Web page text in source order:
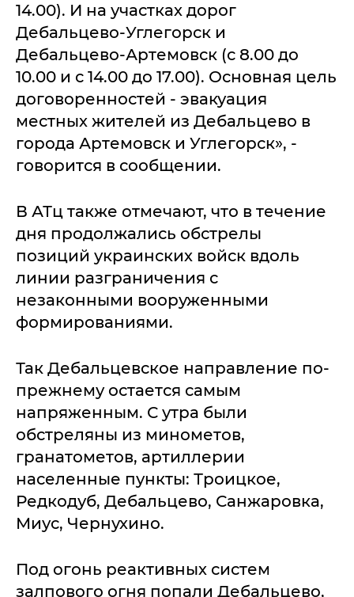
14.00). И на участках дорог
Дебальцево-Углегорск и
Дебальцево-Артемовск (с 8.00 до
10.00 и с 14.00 до 17.00). Основная цель
договоренностей - эвакуация
местных жителей из Дебальцево в
города Артемовск и Углегорск», -
говорится в сообщении.
В АТц также отмечают, что в течение
дня продолжались обстрелы
позиций украинских войск вдоль
линии разграничения с
незаконными вооруженными
формированиями.
Так Дебальцевское направление по-
прежнему остается самым
напряженным. С утра были
обстреляны из минометов,
гранатометов, артиллерии
населенные пункты: Троицкое,
Редкодуб, Дебальцево, Санжаровка,
Миус, Чернухино.
Под огонь реактивных систем
залпового огня попали Дебальцево,